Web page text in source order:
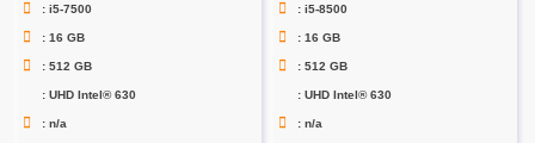
: i5-7500
: 16 GB
: 512 GB
: UHD Intel® 630
: n/a
: i5-8500
: 16 GB
: 512 GB
: UHD Intel® 630
: n/a